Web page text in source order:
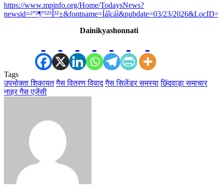
https://www.mpinfo.org/Home/TodaysNews?
newsid=²°²¶°³²³Î³²±&fontname=Íáîçáì&pubdate=03/23/
Dainikyashonnati
Tags
उपभोक्ता शिकायत गैस वितरण विवाद गैस सिलेंडर समस्या छिंदवाड़ा समाचार
नाहर गैस एजेंसी